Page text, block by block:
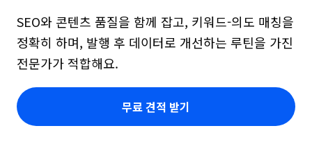
SEO와 콘텐츠 품질을 함께 잡고, 키워드-의도 매칭을
정확히 하며, 발행 후 데이터로 개선하는 루틴을 가진
전문가가 적합해요.
무료 견적 받기